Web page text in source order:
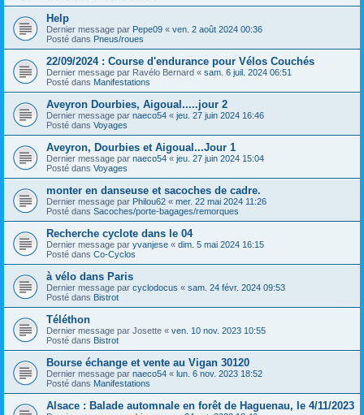
Help
Dernier message par Pepe09 « ven. 2 août 2024 00:36
Posté dans Pneus/roues
22/09/2024 : Course d'endurance pour Vélos Couchés
Dernier message par Ravélo Bernard « sam. 6 juil. 2024 06:51
Posté dans Manifestations
Aveyron Dourbies, Aigoual.....jour 2
Dernier message par naeco54 « jeu. 27 juin 2024 16:46
Posté dans Voyages
Aveyron, Dourbies et Aigoual...Jour 1
Dernier message par naeco54 « jeu. 27 juin 2024 15:04
Posté dans Voyages
monter en danseuse et sacoches de cadre.
Dernier message par Philou62 « mer. 22 mai 2024 11:26
Posté dans Sacoches/porte-bagages/remorques
Recherche cyclote dans le 04
Dernier message par yvanjese « dim. 5 mai 2024 16:15
Posté dans Co-Cyclos
à vélo dans Paris
Dernier message par cyclodocus « sam. 24 févr. 2024 09:53
Posté dans Bistrot
Téléthon
Dernier message par Josette « ven. 10 nov. 2023 10:55
Posté dans Bistrot
Bourse échange et vente au Vigan 30120
Dernier message par naeco54 « lun. 6 nov. 2023 18:52
Posté dans Manifestations
Alsace : Balade automnale en forêt de Haguenau, le 4/11/2023